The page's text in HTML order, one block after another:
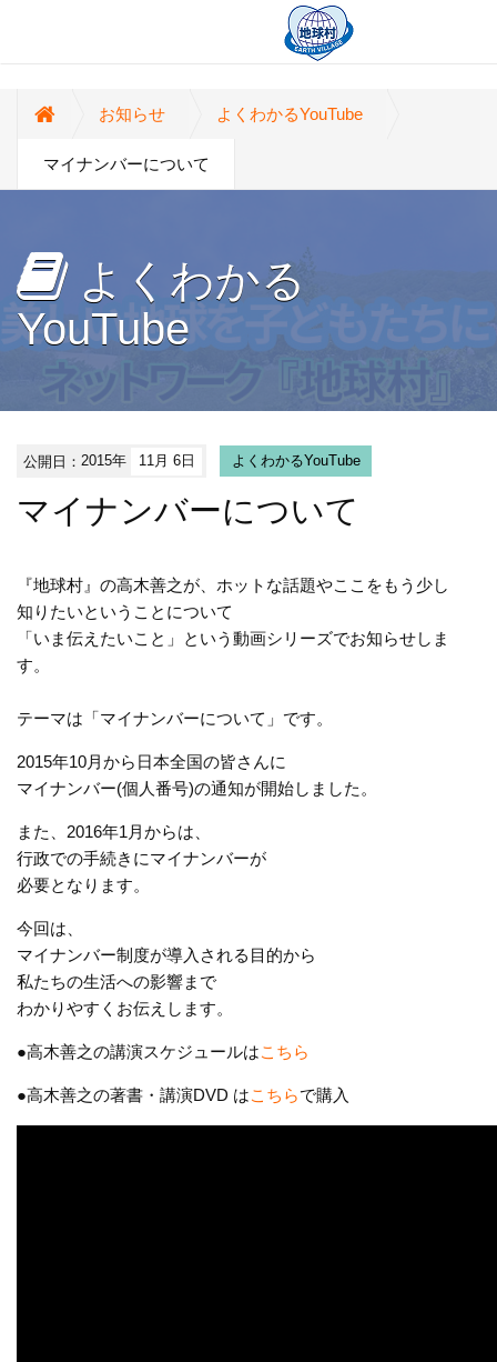
お知らせ よくわかるYouTube
マイナンバーについて
よくわかる
YouTube
公開日：2015年 11月 6日 よくわかるYouTube
マイナンバーについて
『地球村』の高木善之が、ホットな話題やここをもう少し
知りたいということについて
「いま伝えたいこと」という動画シリーズでお知らせしま
す。
テーマは「マイナンバーについて」です。
2015年10月から日本全国の皆さんに
マイナンバー(個人番号)の通知が開始しました。
また、2016年1月からは、
行政での手続きにマイナンバーが
必要となります。
今回は、
マイナンバー制度が導入される目的から
私たちの生活への影響まで
わかりやすくお伝えします。
●高木善之の講演スケジュールはこちら
●高木善之の著書・講演DVD はこちらで購入